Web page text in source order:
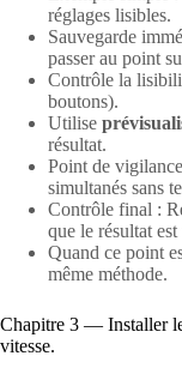
réglages lisibles.
Sauvegarde
passer au point
Contrôle la
boutons).
Utilise
résultat.
Point de
simultanés sans
Contrôle final :
que le résultat
Quand ce point
même méthode.
Chapitre 3 — Installer
vitesse.